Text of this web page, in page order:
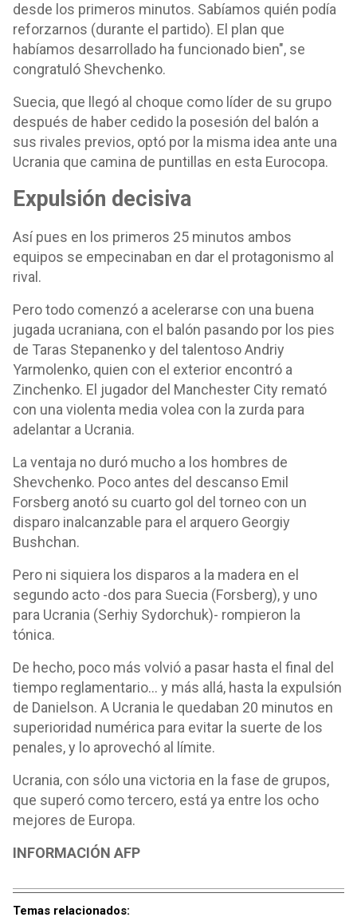
desde los primeros minutos. Sabíamos quién podía
reforzarnos (durante el partido). El plan que
habíamos desarrollado ha funcionado bien", se
congratuló Shevchenko.
Suecia, que llegó al choque como líder de su grupo
después de haber cedido la posesión del balón a
sus rivales previos, optó por la misma idea ante una
Ucrania que camina de puntillas en esta Eurocopa.
Expulsión decisiva
Así pues en los primeros 25 minutos ambos
equipos se empecinaban en dar el protagonismo al
rival.
Pero todo comenzó a acelerarse con una buena
jugada ucraniana, con el balón pasando por los pies
de Taras Stepanenko y del talentoso Andriy
Yarmolenko, quien con el exterior encontró a
Zinchenko. El jugador del Manchester City remató
con una violenta media volea con la zurda para
adelantar a Ucrania.
La ventaja no duró mucho a los hombres de
Shevchenko. Poco antes del descanso Emil
Forsberg anotó su cuarto gol del torneo con un
disparo inalcanzable para el arquero Georgiy
Bushchan.
Pero ni siquiera los disparos a la madera en el
segundo acto -dos para Suecia (Forsberg), y uno
para Ucrania (Serhiy Sydorchuk)- rompieron la
tónica.
De hecho, poco más volvió a pasar hasta el final del
tiempo reglamentario... y más allá, hasta la expulsión
de Danielson. A Ucrania le quedaban 20 minutos en
superioridad numérica para evitar la suerte de los
penales, y lo aprovechó al límite.
Ucrania, con sólo una victoria en la fase de grupos,
que superó como tercero, está ya entre los ocho
mejores de Europa.
INFORMACIÓN AFP
Temas relacionados: